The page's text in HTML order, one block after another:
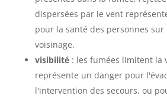
dispersées par le vent
pour la santé des personnes sur
voisinage.
visibilité: les fumées limitent la
représente un danger pour
l'intervention des secours, ou